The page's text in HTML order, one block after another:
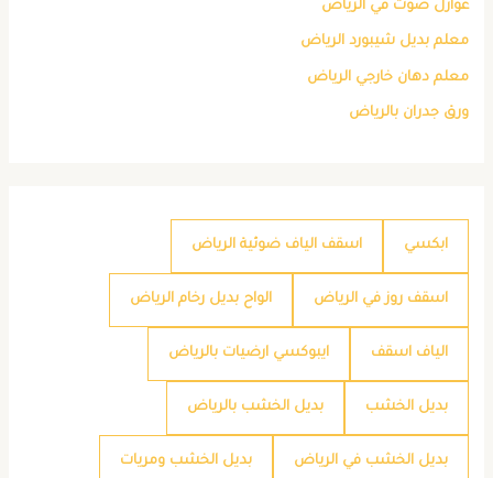
عوازل صوت في الرياض
معلم بديل شيبورد الرياض
معلم دهان خارجي الرياض
ورق جدران بالرياض
ابكسي اسقف الياف ضوئية الرياض
اسقف روز في الرياض الواح بديل رخام الرياض
الياف اسقف ايبوكسي ارضيات بالرياض
بديل الخشب بديل الخشب بالرياض
بديل الخشب في الرياض بديل الخشب ومريات